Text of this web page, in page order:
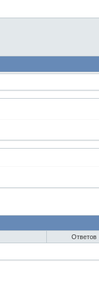
Ответов